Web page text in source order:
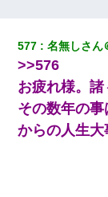
彼にプロポーズさ
した。B子「A男
い？」
昨日37歳のおば
577 名無しさん
>>576
お疲れ様。
その数年の
からの人生